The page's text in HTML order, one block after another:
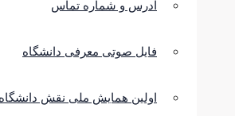
آدرس و شماره تماس
فایل صوتی معرفی دانشگاه
اولین همایش ملی نقش دانشگاه ها